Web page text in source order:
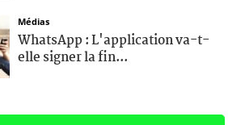
Médias
WhatsApp : L'application va-t-
elle signer la fin...